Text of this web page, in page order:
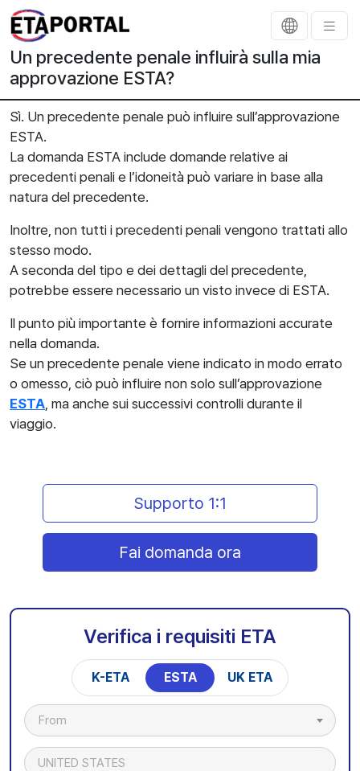
Un precedente penale influirà sulla mia
approvazione ESTA?
Sì. Un precedente penale può influire sull’approvazione
ESTA.
La domanda ESTA include domande relative ai
precedenti penali e l’idoneità può variare in base alla
natura del precedente.
Inoltre, non tutti i precedenti penali vengono trattati allo
stesso modo.
A seconda del tipo e dei dettagli del precedente,
potrebbe essere necessario un visto invece di ESTA.
Il punto più importante è fornire informazioni accurate
nella domanda.
Se un precedente penale viene indicato in modo errato
o omesso, ciò può influire non solo sull’approvazione
ESTA , ma anche sui successivi controlli durante il
viaggio.
Supporto 1:1
Fai domanda ora
Verifica i requisiti ETA
K-ETA ESTA UK ETA
From
UNITED STATES